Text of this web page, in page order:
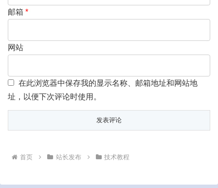
邮箱 *
网站
在此浏览器中保存我的显示名称、邮箱地址和网站地
址，以便下次评论时使用。
首页 站长发布 技术教程